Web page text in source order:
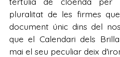
pluralitat de les firmes
document únic dins del
que el Calendari dels
mai el seu peculiar deix